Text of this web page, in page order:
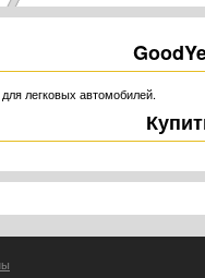
легковых автомобилей.